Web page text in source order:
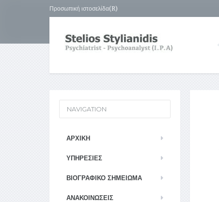
Προσωπική ιστοσελίδα(R)
NAVIGATION
ΑΡΧΙΚΉ
ΥΠΗΡΕΣΊΕΣ
ΒΙΟΓΡΑΦΙΚΌ ΣΗΜΕΊΩΜΑ
ΑΝΑΚΟΙΝΏΣΕΙΣ